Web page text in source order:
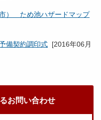
） ため池ハザードマップ
備契約調印式 [2016年06月
お問い合わせ